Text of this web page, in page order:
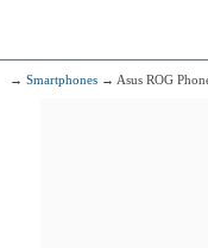
→ Smartphones → Asus ROG